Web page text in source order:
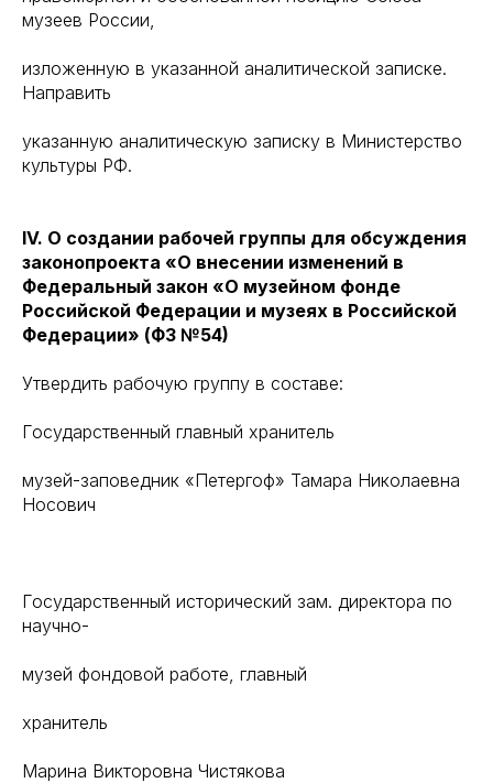
музеев России,
изложенную в указанной аналитической записке.
Направить
указанную аналитическую записку в Министерство
культуры РФ.
IV. О создании рабочей группы для обсуждения
законопроекта «О внесении изменений в
Федеральный закон «О музейном фонде
Российской Федерации и музеях в Российской
Федерации» (ФЗ №54)
Утвердить рабочую группу в составе:
Государственный главный хранитель
музей-заповедник «Петергоф» Тамара Николаевна
Носович
Государственный исторический зам. директора по
научно-
музей фондовой работе, главный
хранитель
Марина Викторовна Чистякова